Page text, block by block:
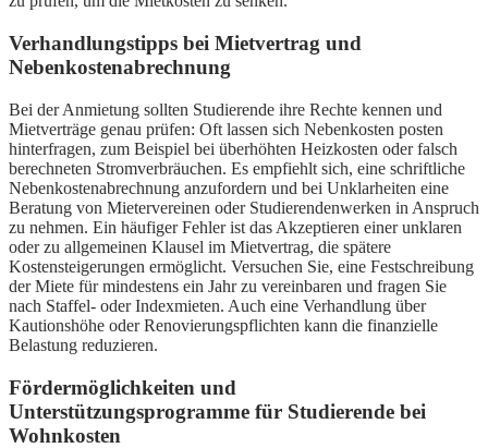
Verhandlungstipps bei Mietvertrag und
Nebenkostenabrechnung
Bei der Anmietung sollten Studierende ihre Rechte kennen und
Mietverträge genau prüfen: Oft lassen sich Nebenkosten posten
hinterfragen, zum Beispiel bei überhöhten Heizkosten oder falsch
berechneten Stromverbräuchen. Es empfiehlt sich, eine schriftliche
Nebenkostenabrechnung anzufordern und bei Unklarheiten eine
Beratung von Mietervereinen oder Studierendenwerken in Anspruch
zu nehmen. Ein häufiger Fehler ist das Akzeptieren einer unklaren
oder zu allgemeinen Klausel im Mietvertrag, die spätere
Kostensteigerungen ermöglicht. Versuchen Sie, eine Festschreibung
der Miete für mindestens ein Jahr zu vereinbaren und fragen Sie
nach Staffel- oder Indexmieten. Auch eine Verhandlung über
Kautionshöhe oder Renovierungspflichten kann die finanzielle
Belastung reduzieren.
Fördermöglichkeiten und
Unterstützungsprogramme für Studierende bei
Wohnkosten